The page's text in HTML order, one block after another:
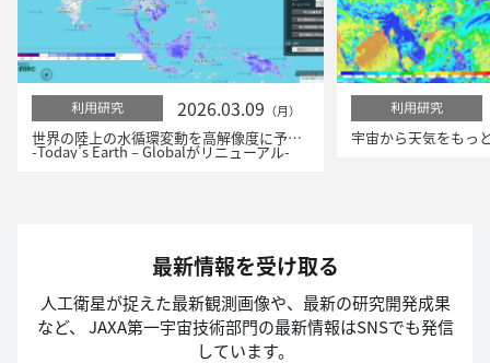
利用研究 2026.03.09 （月）
世界の陸上の水循環変動を高解像度に予測！
-Today’s Earth – Globalがリニューアル-
利用研究
最新情報を受け取る
人工衛星が捉えた最新観測画像や、最新の研究開発成果
など、
JAXA第一宇宙技術部門の最新情報はSNSでも発信
しています。